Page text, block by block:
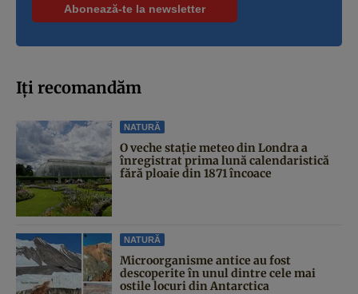
Iți recomandăm
NATURĂ
O veche stație meteo din Londra a
înregistrat prima lună calendaristică
fără ploaie din 1871 încoace
NATURĂ
Microorganisme antice au fost
descoperite în unul dintre cele mai
ostile locuri din Antarctica